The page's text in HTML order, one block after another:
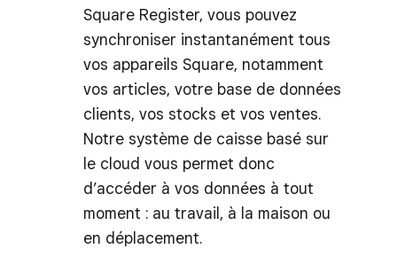
Square Register, vous pouvez
synchroniser instantanément tous
vos appareils Square, notamment
vos articles, votre base de données
clients, vos stocks et vos ventes.
Notre système de caisse basé sur
le cloud vous permet donc
d’accéder à vos données à tout
moment : au travail, à la maison ou
en déplacement.